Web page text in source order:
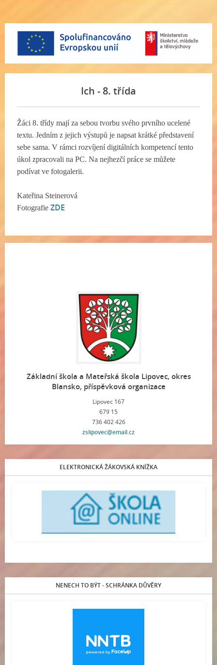
Ich - 8. třída
Žáci 8. třídy mají za sebou tvorbu svého prvního ucelené
textu. Jedním z jejich výstupů je napsat krátké představení
sebe sama. V rámci rozvíjení digitálních kompetencí tento
úkol zpracovali na PC. Na nejhezčí práce se můžete
podívat ve fotogalerii.
Kateřina Steinerová
Fotografie ZDE
Základní škola a Mateřská škola Lipovec, okres
Blansko, příspěvková organizace
Lipovec 167
679 15
736 402 426
zslipovec@email.cz
ELEKTRONICKÁ ŽÁKOVSKÁ KNÍŽKA
NENECH TO BÝT - SCHRÁNKA DŮVĚRY